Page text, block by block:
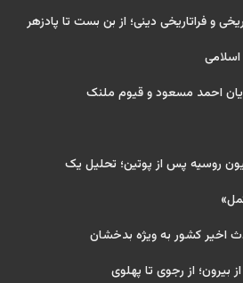
و فراتاریخی دینی؛ از بن بست تا پادزهر
اسلامی
احمد مسعود و قیوم ملنک
روسیه پس از پوتین؛ تحلیل یک
اخیر کشور به ویژه بدخشان
بیرون؛ از رجوی تا پهلوی